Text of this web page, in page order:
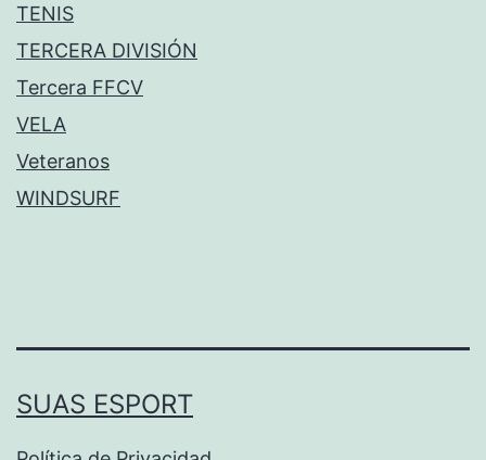
TENIS
TERCERA DIVISIÓN
Tercera FFCV
VELA
Veteranos
WINDSURF
SUAS ESPORT